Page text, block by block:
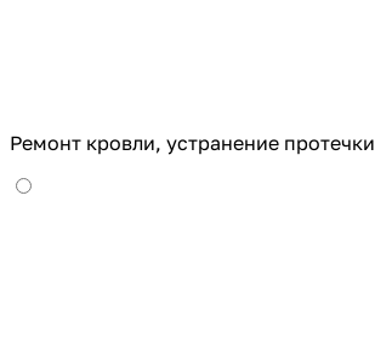
Ремонт кровли, устранение протечки